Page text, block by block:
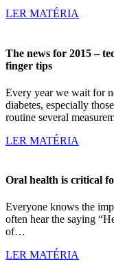
LER MATÉRIA
The news for 2015 –
finger tips
Every year we wait for
diabetes, especially
routine several
LER MATÉRIA
Oral health is critical
Everyone knows the
often hear the saying
of…
LER MATÉRIA